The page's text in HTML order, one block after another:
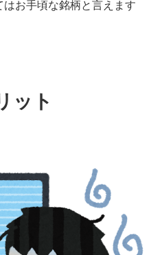
お手頃な銘柄と言えます
ット